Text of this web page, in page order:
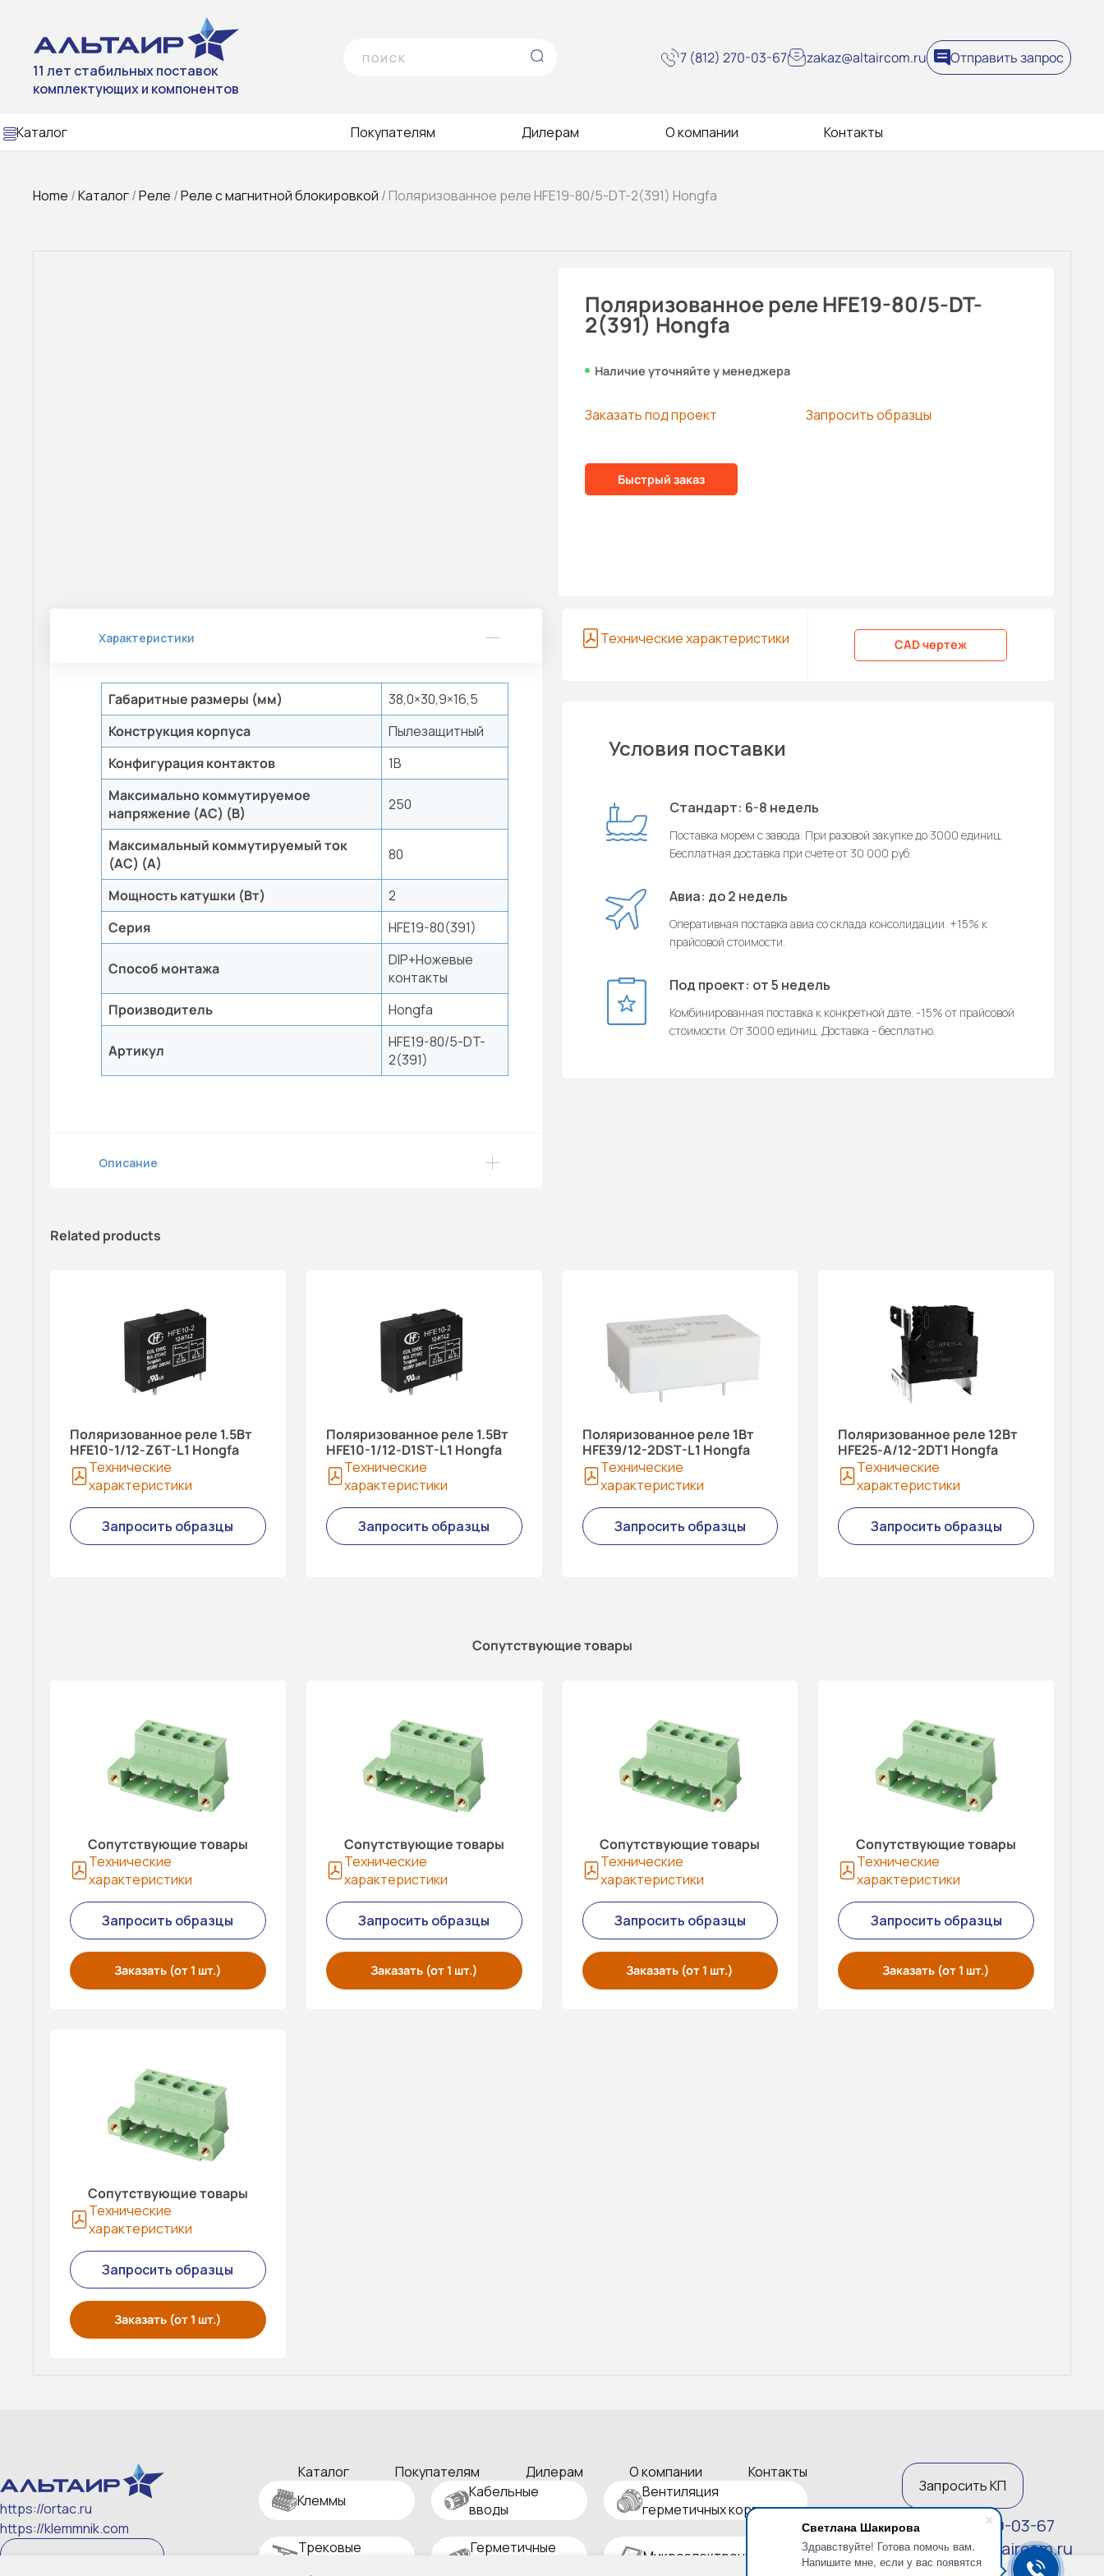
Светлана Шакирова
Здравствуйте! Готова помочь вам.
Напишите мне, если у вас появятся
11 лет стабильных поставок
комплектующих и компонентов
7 (812) 270-03-67 zakaz@altaircom.ru Отправить запрос
Каталог Покупателям Дилерам О компании Контакты
Home /Каталог/Реле /Реле с магнитной блокировкой / Поляризованное реле HFE19-80/5-DT-2(391) Hongfa
Поляризованное реле HFE19-80/5-DT-
2(391) Hongfa
Наличие уточняйте у менеджера
Заказать под проект Запросить образцы
Быстрый заказ
Характеристики
Габаритные размеры (мм)
38,0×30,9×16,5
Конструкция корпуса
Пылезащитный
Конфигурация контактов
1B
Максимально коммутируемое
напряжение (AC) (В)
250
Максимальный коммутируемый ток
(AC) (А)
80
Мощность катушки (Вт)
2
Серия
HFE19-80(391)
Способ монтажа
DIP+Ножевые
контакты
Производитель
Hongfa
Артикул
HFE19-80/5-DT-
2(391)
Описание
Технические характеристики CAD чертеж
Условия поставки
Стандарт: 6-8 недель
Поставка морем с завода. При разовой закупке до 3000 единиц.
Бесплатная доставка при счете от 30 000 руб.
Авиа: до 2 недель
Оперативная поставка авиа со склада консолидации. +15% к
прайсовой стоимости.
Под проект: от 5 недель
Комбинированная поставка к конкретной дате. -15% от прайсовой
стоимости. От 3000 единиц. Доставка - бесплатно.
Сопутствующие товары
Сопутствующие товары
Технические
характеристики
Запросить образцы
Заказать (от 1 шт.)
Сопутствующие товары
Технические
характеристики
Запросить образцы
Заказать (от 1 шт.)
Сопутствующие товары
Технические
характеристики
Запросить образцы
Заказать (от 1 шт.)
Сопутствующие товары
Технические
характеристики
Запросить образцы
Заказать (от 1 шт.)
Сопутствующие товары
Технические
характеристики
Запросить образцы
Заказать (от 1 шт.)
Related products
Поляризованное реле 1.5Вт
HFE10-1/12-Z6T-L1 Hongfa
Технические
характеристики
Запросить образцы
Поляризованное реле 1.5Вт
HFE10-1/12-D1ST-L1 Hongfa
Технические
характеристики
Запросить образцы
Поляризованное реле 1Вт
HFE39/12-2DST-L1 Hongfa
Технические
характеристики
Запросить образцы
Поляризованное реле 12Вт
HFE25-A/12-2DT1 Hongfa
Технические
характеристики
Запросить образцы
https://ortac.ru
https://klemmnik.com
Каталог Покупателям Дилерам О компании
Контакты
Клеммы
Кабельные
вводы
Вентиляция
герметичных корпусов
Трековые
Герметичные
Микроэлектроника
Запросить КП
7 (812) 270-03-67
zakaz@altaircom.ru